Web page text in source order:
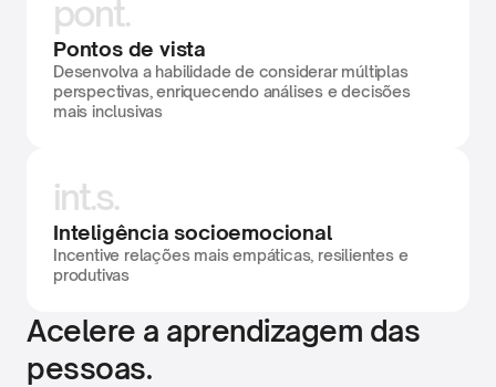
pont.
Pontos de vista
Desenvolva a habilidade de considerar múltiplas
perspectivas, enriquecendo análises e decisões
mais inclusivas
int.s.
Inteligência socioemocional
Incentive relações mais empáticas, resilientes e
produtivas
Acelere a aprendizagem das
pessoas.